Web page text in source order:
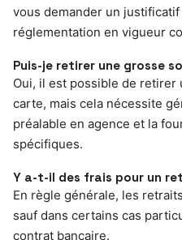
vous demander un
réglementation en vigueur
Puis-je retirer une grosse
Oui, il est possible de retirer
carte, mais cela nécessite
préalable en agence et la
spécifiques.
Y a-t-il des frais pour un
En règle générale, les
sauf dans certains cas
contrat bancaire.